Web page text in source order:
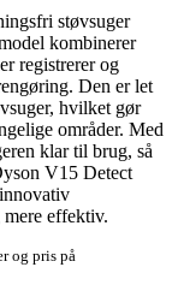
støvsuger
kombinerer
registrerer og
Den er let
hvilket gør
områder. Med
klar til brug, så
V15 Detect
effektiv.
og pris på